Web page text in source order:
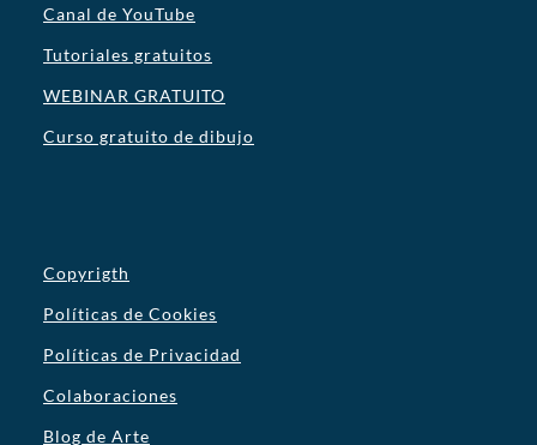
Canal de YouTube
Tutoriales gratuitos
WEBINAR GRATUITO
Curso gratuito de dibujo
Copyrigth
Políticas de Cookies
Políticas de Privacidad
Colaboraciones
Blog de Arte